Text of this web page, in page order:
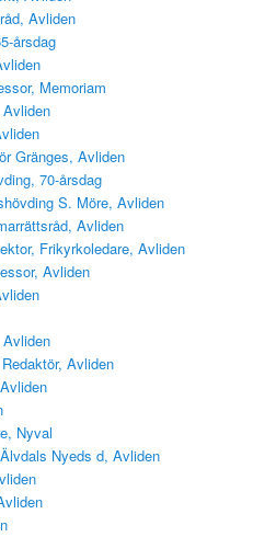
Avliden
årsdag
Memoriam
Gränges, Avliden
70-årsdag
S. Möre, Avliden
Avliden
Frikyrkoledare, Avliden
Avliden
Avliden
Nyval
Nyeds d, Avliden